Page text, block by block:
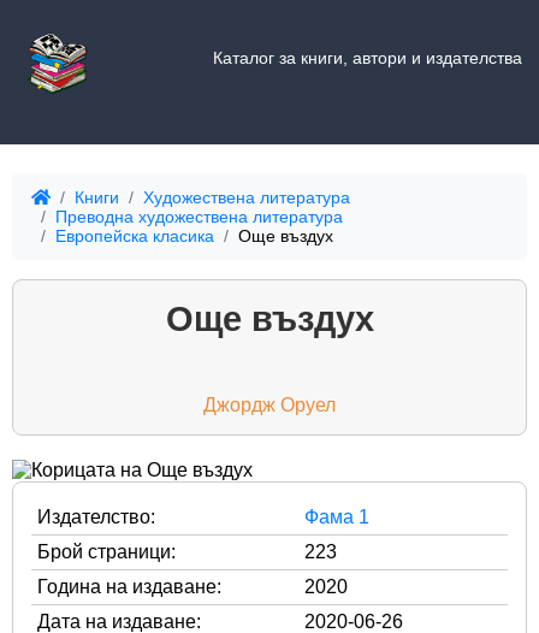
Каталог за книги, автори и издателства
Книги
Художествена литература
Преводна художествена литература
Европейска класика
Още въздух
Още въздух
Джордж Оруел
Издателство:
Фама 1
Брой страници:
223
Година на издаване:
2020
Дата на издаване:
2020-06-26